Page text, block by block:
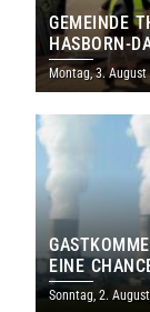
GEMEINDE
HASBORN-
MILLIONEN
Montag, 3. August
EINE
SAARLAND
Sonntag, 2.